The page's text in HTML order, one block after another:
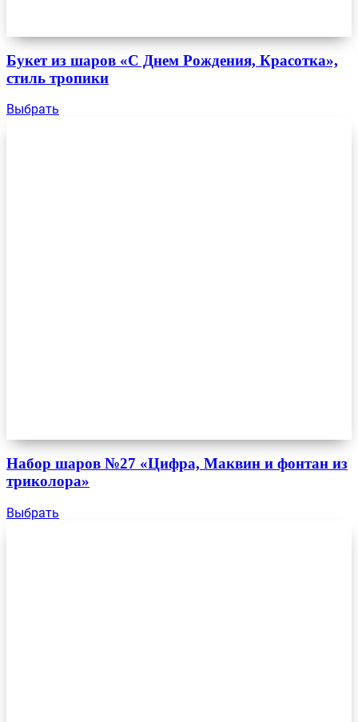
Букет из шаров «С Днем Рождения, Красотка»,
стиль тропики
Выбрать
Набор шаров №27 «Цифра, Маквин и фонтан из
триколора»
Выбрать